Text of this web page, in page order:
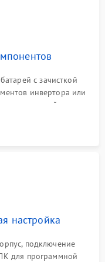
с зачисткой
инвертора или
дорожек и
настройка
подключение
для программной